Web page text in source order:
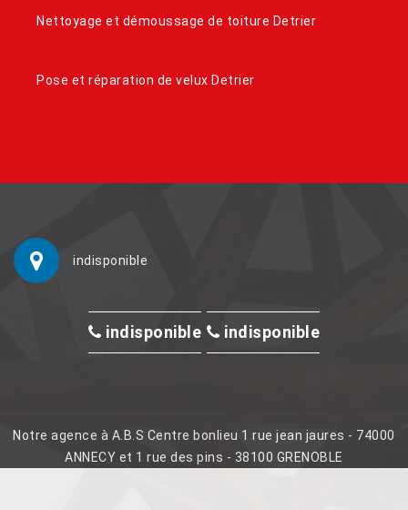
Nettoyage et démoussage de toiture Detrier
Pose et réparation de velux Detrier
indisponible
indisponible indisponible
Notre agence à A.B.S Centre bonlieu 1 rue jean jaures - 74000
ANNECY et 1 rue des pins - 38100 GRENOBLE